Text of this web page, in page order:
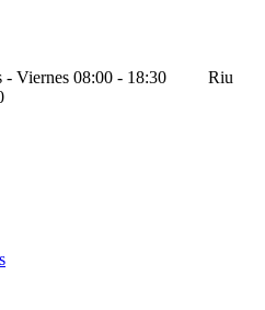
- Viernes 08:00 - 18:30
Riu